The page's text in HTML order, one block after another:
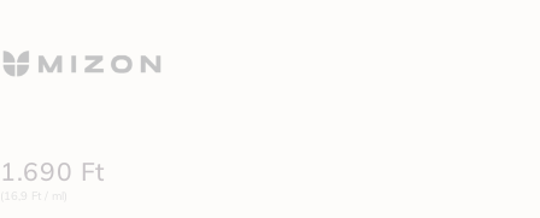
1.690 Ft
(16,9 Ft / ml)